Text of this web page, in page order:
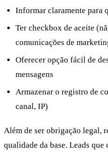
Informar claramente para
Ter checkbox de aceite
comunicações de
Oferecer opção fácil de
mensagens
Armazenar o registro de
canal, IP)
Além de ser obrigação legal,
qualidade da base. Leads